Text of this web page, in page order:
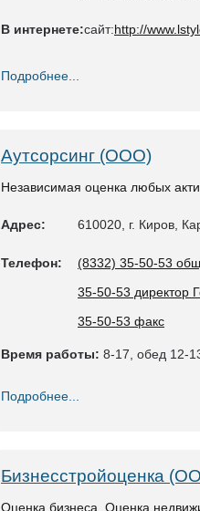
В интернете:сайт:http://
Подробнее...
Аутсорсинг (ООО)
Независимая оценка любых
Адрес: 610020, г. Киров,
Телефон:
(8332) 35-50-53
35-50-53 директор
35-50-53 факс
Время работы: 8-17, обед 12-
Подробнее...
Бизнесстройоценка
Оценка бизнеса. Оценка